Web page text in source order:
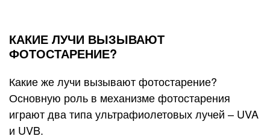
КАКИЕ ЛУЧИ ВЫЗЫВАЮТ
ФОТОСТАРЕНИЕ?
Какие же лучи вызывают фотостарение?
Основную роль в механизме фотостарения
играют два типа ультрафиолетовых лучей – UVA
и UVB.